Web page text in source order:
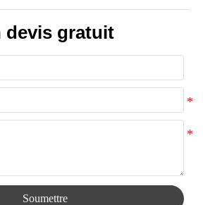
devis gratuit
Soumettre